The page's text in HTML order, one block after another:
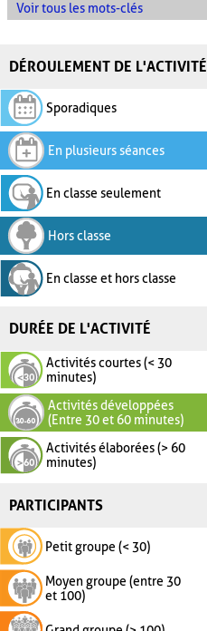
Voir tous les mots-clés
DÉROULEMENT DE L'ACTIVITÉ
Sporadiques
En plusieurs séances
En classe seulement
Hors classe
En classe et hors classe
DURÉE DE L'ACTIVITÉ
Activités courtes (< 30
minutes)
Activités développées
(Entre 30 et 60 minutes)
Activités élaborées (> 60
minutes)
PARTICIPANTS
Petit groupe (< 30)
Moyen groupe (entre 30
et 100)